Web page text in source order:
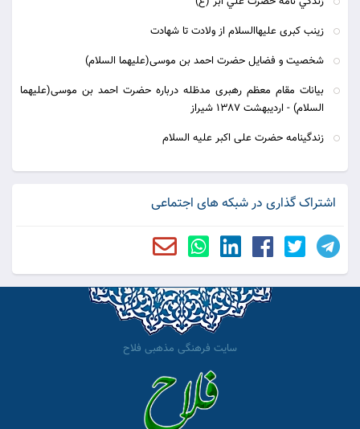
زینب کبری علیهاالسلام از ولادت تا شهادت
شخصیت و فضایل حضرت احمد بن موسی(علیهما السلام)
بیانات مقام معظم رهبری مدظله درباره حضرت احمد بن موسی(علیهما
السلام) - اردیبهشت 1387 شیراز
زندگینامه حضرت علی اکبر علیه السلام
اشتراک گذاری در شبکه های اجتماعی
سایت فرهنگی مذهبی فلاح